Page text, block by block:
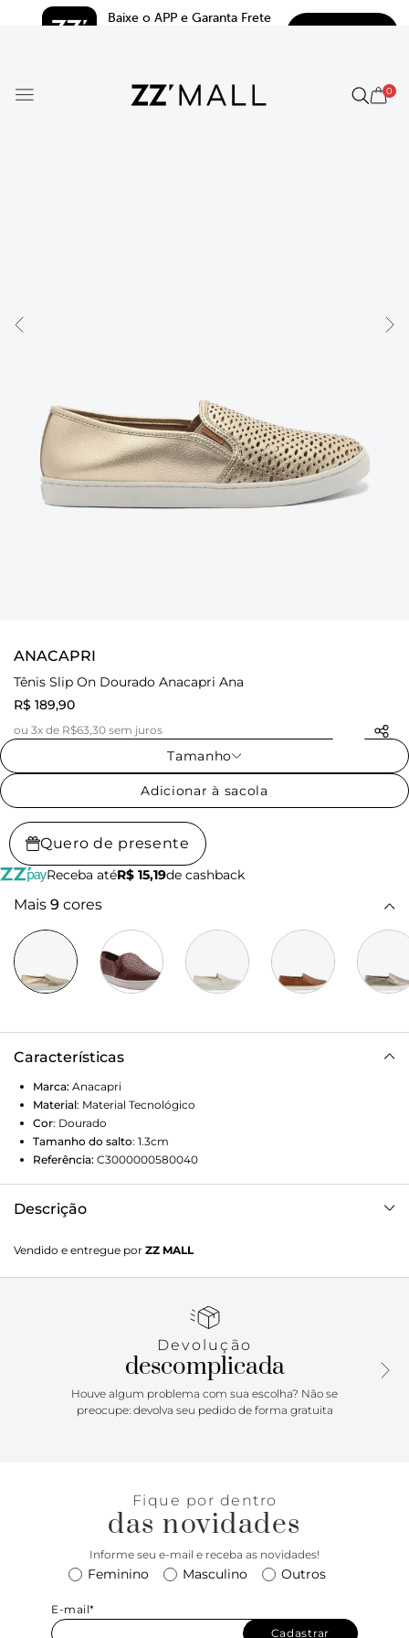
Baixe o APP e Garanta Frete
0
ANACAPRI
Tênis Slip On Dourado Anacapri Ana
R$ 189,90
ou 3x de R$63,30 sem juros
Tamanho
Adicionar à sacola
Quero de presente
Receba atéR$ 15,19de cashback
Mais 9 cores
Características
Marca: Anacapri
Material: Material Tecnológico
Cor: Dourado
Tamanho do salto: 1.3cm
Referência: C3000000580040
Descrição
material Eco Montreal Vegano com recorte a laser na
gáspea e fechado no restante do cabedal. Fechado no
Porque Apostar: Esse modelo de slip on básico, o tênis
feminino mais amado de todas as temporadas, é para
quem não abre a mão do conforto no dia a dia. Fácil de
calçar, de usar, de combinar e ainda é 100% vegano!
Vendido e entregue por ZZ MALL
Devolução
descomplicada
Houve algum problema com sua escolha? Não se
preocupe: devolva seu pedido de forma gratuita
Fique por dentro
das novidades
Informe seu e-mail e receba as novidades!
Feminino Masculino Outros
E-mail*
Cadastrar